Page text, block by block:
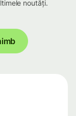
noutăți.